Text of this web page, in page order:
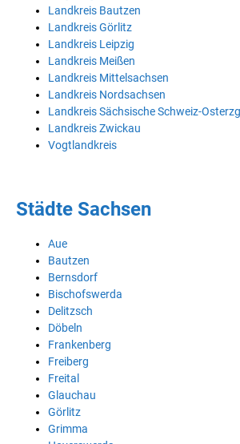
Landkreis Bautzen
Landkreis Görlitz
Landkreis Leipzig
Landkreis Meißen
Landkreis Mittelsachsen
Landkreis Nordsachsen
Landkreis Sächsische Schweiz-
Landkreis Zwickau
Vogtlandkreis
Städte Sachsen
Aue
Bautzen
Bernsdorf
Bischofswerda
Delitzsch
Döbeln
Frankenberg
Freiberg
Freital
Glauchau
Görlitz
Grimma